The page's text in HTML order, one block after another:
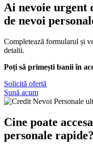
Ai nevoie urgent
de nevoi
Completează formularul și
detalii.
Poți să primești banii în
Solicită ofertă
Sună acum
Cine poate
personale rapide?